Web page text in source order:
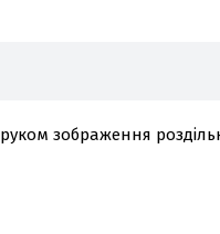
зображення